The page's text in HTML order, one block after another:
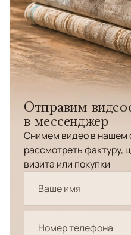
Отправим
в мессенджер
Снимем видео в нашем
рассмотреть фактуру,
визита или покупки